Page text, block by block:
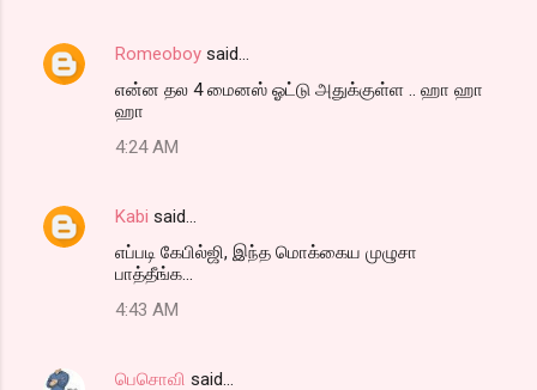
Romeoboy said…
என்ன தல 4 மைனஸ் ஓட்டு அதுக்குள்ள .. ஹா ஹா
ஹா
4:24 AM
Kabi said…
எப்படி கேபில்ஜி, இந்த மொக்கைய முழுசா
பாத்தீங்க...
4:43 AM
பெசொவி said…